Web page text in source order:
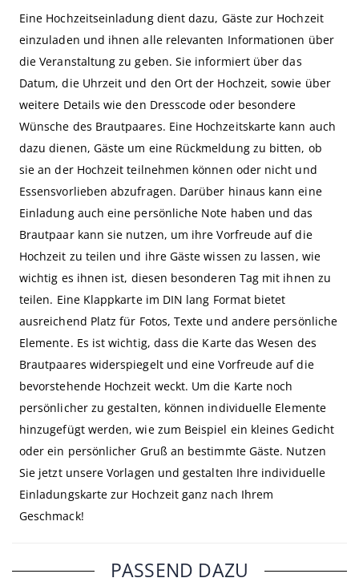
Eine Hochzeitseinladung dient dazu, Gäste zur Hochzeit
einzuladen und ihnen alle relevanten Informationen über
die Veranstaltung zu geben. Sie informiert über das
Datum, die Uhrzeit und den Ort der Hochzeit, sowie über
weitere Details wie den Dresscode oder besondere
Wünsche des Brautpaares. Eine Hochzeitskarte kann auch
dazu dienen, Gäste um eine Rückmeldung zu bitten, ob
sie an der Hochzeit teilnehmen können oder nicht und
Essensvorlieben abzufragen. Darüber hinaus kann eine
Einladung auch eine persönliche Note haben und das
Brautpaar kann sie nutzen, um ihre Vorfreude auf die
Hochzeit zu teilen und ihre Gäste wissen zu lassen, wie
wichtig es ihnen ist, diesen besonderen Tag mit ihnen zu
teilen. Eine Klappkarte im DIN lang Format bietet
ausreichend Platz für Fotos, Texte und andere persönliche
Elemente. Es ist wichtig, dass die Karte das Wesen des
Brautpaares widerspiegelt und eine Vorfreude auf die
bevorstehende Hochzeit weckt. Um die Karte noch
persönlicher zu gestalten, können individuelle Elemente
hinzugefügt werden, wie zum Beispiel ein kleines Gedicht
oder ein persönlicher Gruß an bestimmte Gäste. Nutzen
Sie jetzt unsere Vorlagen und gestalten Ihre individuelle
Einladungskarte zur Hochzeit ganz nach Ihrem
Geschmack!
PASSEND DAZU